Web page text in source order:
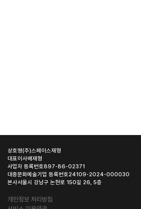
상호명(주)스페이스재형
대표이사배재형
사업자 등록번호897-86-02371
대중문화예술기업 등록번호24109-2024-000030
본사서울시 강남구 논현로 150길 26, 5층
개인정보 처리방침